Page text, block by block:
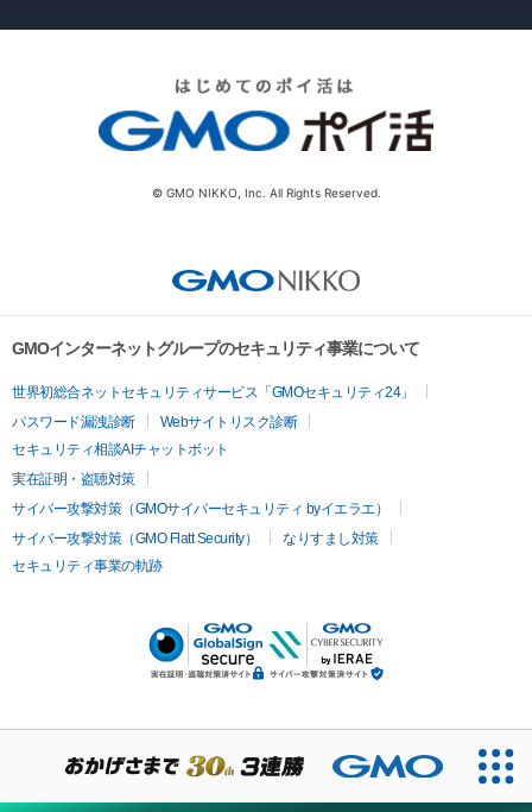
© GMO NIKKO, Inc. All Rights Reserved.
GMOインターネットグループのセキュリティ事業について
世界初総合ネットセキュリティサービス「GMOセキュリティ24」
パスワード漏洩診断
Webサイトリスク診断
セキュリティ相談AIチャットボット
実在証明・盗聴対策
サイバー攻撃対策（GMOサイバーセキュリティ byイエラエ）
サイバー攻撃対策（GMO Flatt Security）
なりすまし対策
セキュリティ事業の軌跡